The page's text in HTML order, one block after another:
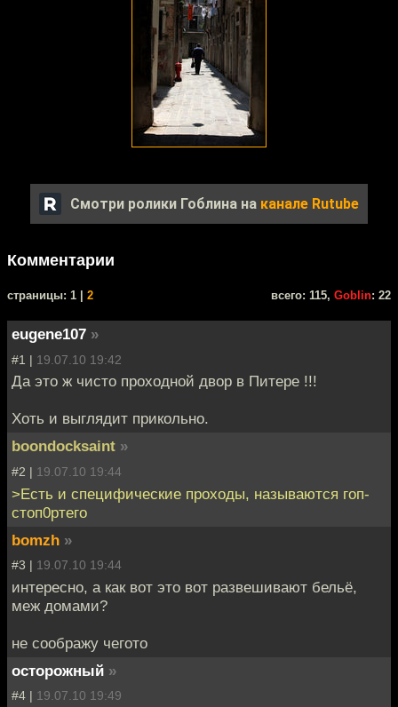
Смотри ролики Гоблина на канале Rutube
Комментарии
cтраницы: 1 | 2 всего: 115, Goblin: 22
eugene107 »
#1 | 19.07.10 19:42
Да это ж чисто проходной двор в Питере !!!
Хоть и выглядит прикольно.
boondocksaint »
#2 | 19.07.10 19:44
>Есть и специфические проходы, называются гоп-
стоп0ртего
bomzh »
#3 | 19.07.10 19:44
интересно, а как вот это вот развешивают бельё,
меж домами?
не соображу чегото
осторожный »
#4 | 19.07.10 19:49